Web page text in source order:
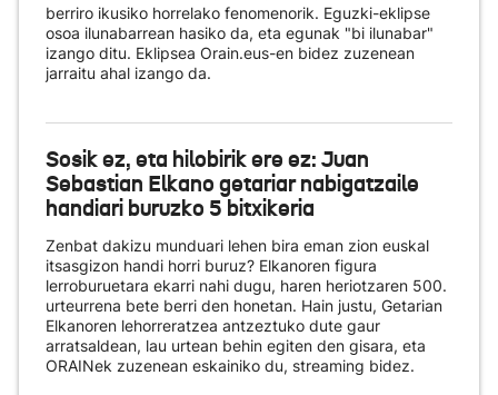
berriro ikusiko horrelako fenomenorik. Eguzki-eklipse
osoa ilunabarrean hasiko da, eta egunak "bi ilunabar"
izango ditu. Eklipsea Orain.eus-en bidez zuzenean
jarraitu ahal izango da.
Sosik ez, eta hilobirik ere ez: Juan
Sebastian Elkano getariar nabigatzaile
handiari buruzko 5 bitxikeria
Zenbat dakizu munduari lehen bira eman zion euskal
itsasgizon handi horri buruz? Elkanoren figura
lerroburuetara ekarri nahi dugu, haren heriotzaren 500.
urteurrena bete berri den honetan. Hain justu, Getarian
Elkanoren lehorreratzea antzeztuko dute gaur
arratsaldean, lau urtean behin egiten den gisara, eta
ORAINek zuzenean eskainiko du, streaming bidez.